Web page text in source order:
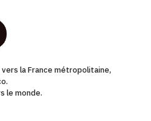
la France métropolitaine,
le monde.